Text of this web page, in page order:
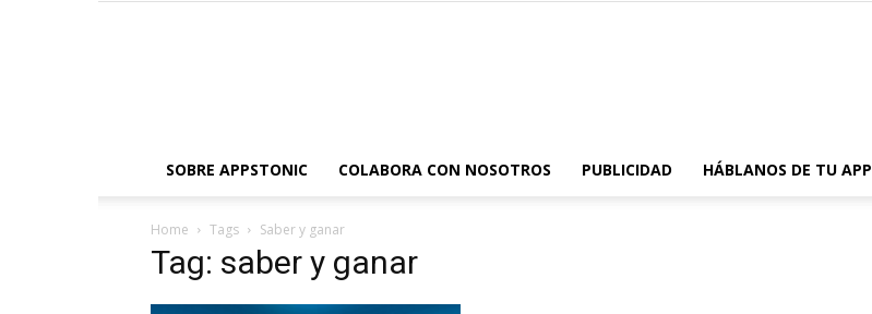
SOBRE APPSTONIC COLABORA CON NOSOTROS PUBLICIDAD HÁBLANOS DE TU APP
Home Tags Saber y ganar
Tag: saber y ganar